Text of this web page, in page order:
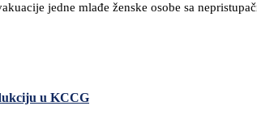
jedne mlađe ženske osobe sa
u KCCG